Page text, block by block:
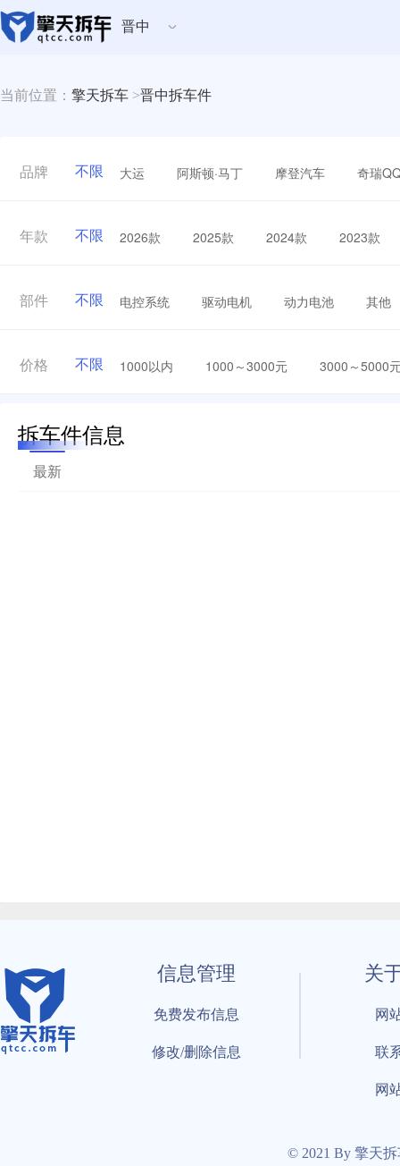
晋中
当前位置： 擎天拆车 >晋中拆车件
品牌 不限 大运 阿斯顿·马丁 摩登汽车 奇瑞
年款 不限 2026款 2025款 2024款 2023款
部件 不限 电控系统 驱动电机 动力电池 其他
价格 不限 1000以内 1000～3000元 3000～5000
拆车件信息
最新
信息管理
免费发布信息
修改/删除信息
关
网
联
网
© 2021 By 擎天